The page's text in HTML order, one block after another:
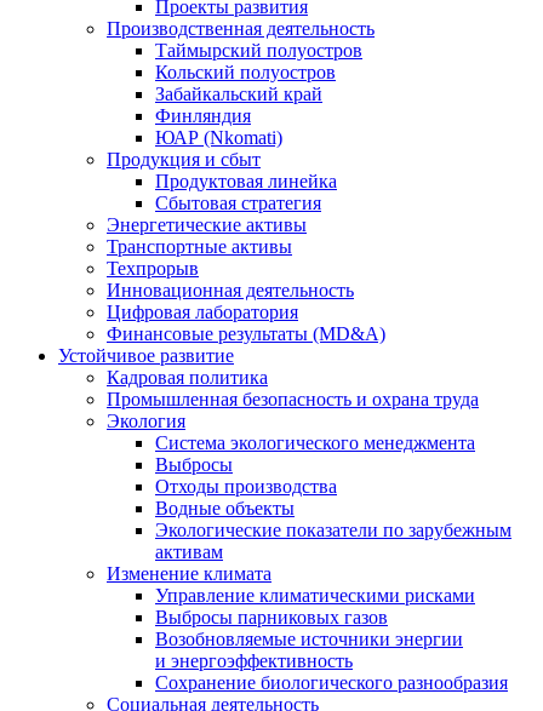
Проекты развития
Производственная деятельность
Таймырский полуостров
Кольский полуостров
Забайкальский край
Финляндия
ЮАР (Nkomati)
Продукция и сбыт
Продуктовая линейка
Сбытовая стратегия
Энергетические активы
Транспортные активы
Техпрорыв
Инновационная деятельность
Цифровая лаборатория
Финансовые результаты (MD&A)
Устойчивое развитие
Кадровая политика
Промышленная безопасность и охрана труда
Экология
Система экологического менеджмента
Выбросы
Отходы производства
Водные объекты
Экологические показатели по зарубежным
активам
Изменение климата
Управление климатическими рисками
Выбросы парниковых газов
Возобновляемые источники энергии
и энергоэффективность
Сохранение биологического разнообразия
Социальная деятельность